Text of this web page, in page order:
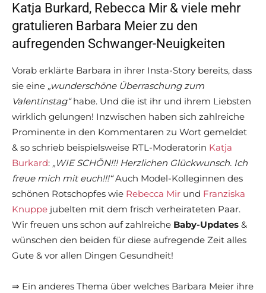
Katja Burkard, Rebecca Mir & viele mehr
gratulieren Barbara Meier zu den
aufregenden Schwanger-Neuigkeiten
Vorab erklärte Barbara in ihrer Insta-Story bereits, dass
sie eine „wunderschöne Überraschung zum
Valentinstag“habe. Und die ist ihr und ihrem Liebsten
wirklich gelungen! Inzwischen haben sich zahlreiche
Prominente in den Kommentaren zu Wort gemeldet
& so schrieb beispielsweise RTL-Moderatorin Katja
Burkard: „WIE SCHÖN!!! Herzlichen Glückwunsch. Ich
freue mich mit euch!!!“Auch Model-Kolleginnen des
schönen Rotschopfes wie Rebecca Mir und Franziska
Knuppe jubelten mit dem frisch verheirateten Paar.
Wir freuen uns schon auf zahlreiche Baby-Updates &
wünschen den beiden für diese aufregende Zeit alles
Gute & vor allen Dingen Gesundheit!
⇒ Ein anderes Thema über welches Barbara Meier ihre